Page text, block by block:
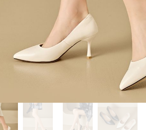
slide